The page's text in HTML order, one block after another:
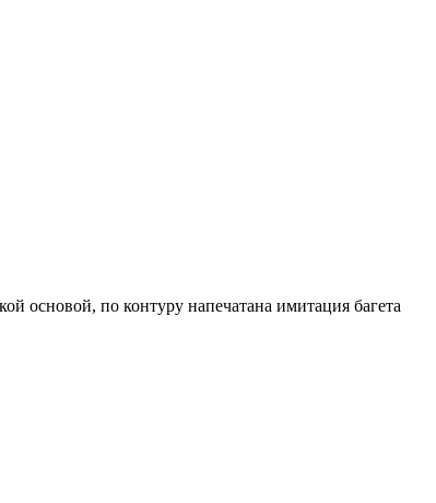
основой, по контуру напечатана имитация багета